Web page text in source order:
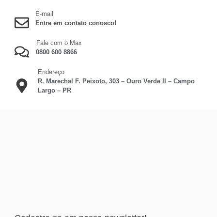
E-mail
Entre em contato conosco!
Fale com o Max
0800 600 8866
Endereço
R. Marechal F. Peixoto, 303 – Ouro Verde II – Campo
Largo – PR